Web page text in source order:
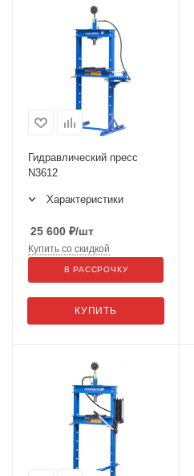
Гидравлический пресс
N3612
Характеристики
25 600 ₽/шт
КУПИТЬ
Купить со скидкой
В РАССРОЧКУ